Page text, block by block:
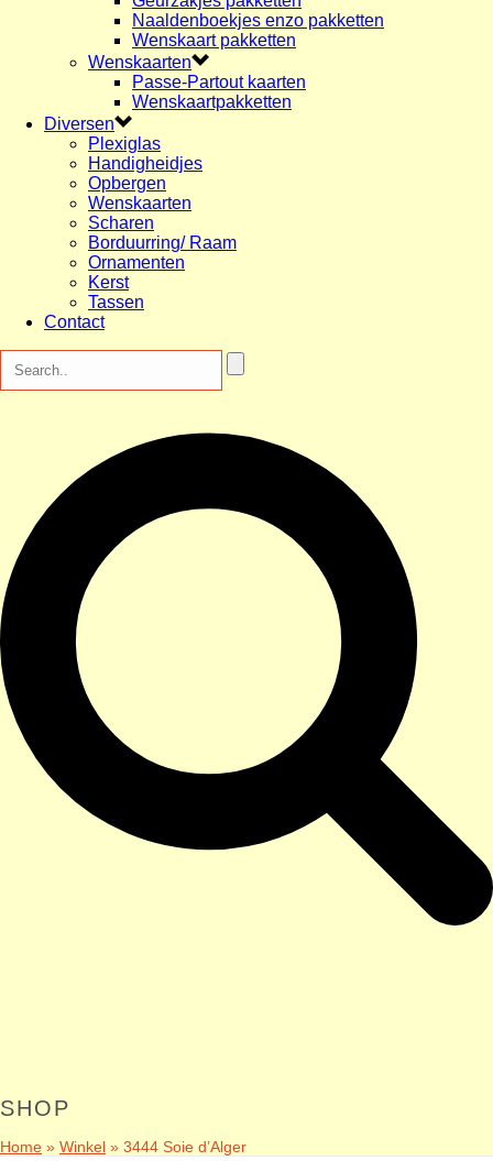
Naaldenboekjes enzo pakketten
Wenskaart pakketten
Wenskaarten
Passe-Partout kaarten
Wenskaartpakketten
Diversen
Plexiglas
Handigheidjes
Opbergen
Wenskaarten
Scharen
Borduurring/ Raam
Ornamenten
Kerst
Tassen
Contact
SHOP
Home » Winkel » 3444 Soie d’Alger